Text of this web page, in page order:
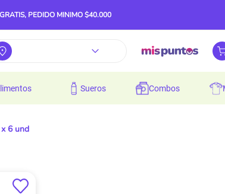
PEDIDO MINIMO $40.000
alimentos sueros combos
6 und